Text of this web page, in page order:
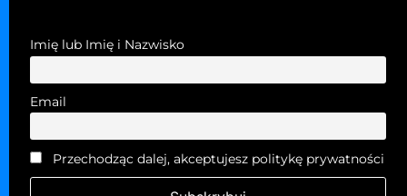
Imię lub Imię i Nazwisko
Email
Przechodząc dalej, akceptujesz politykę prywatności